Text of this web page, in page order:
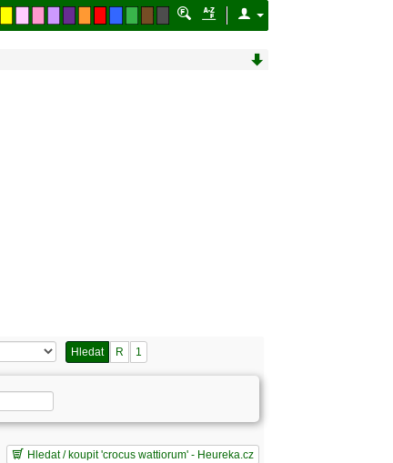
Hledat R 1
Hledat / koupit 'crocus wattiorum' - Heureka.cz